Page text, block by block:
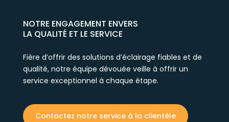
NOTRE ENGAGEMENT ENVERS
LA QUALITÉ ET LE SERVICE
Fière d’offrir des solutions d’éclairage fiables et de
qualité, notre équipe dévouée veille à offrir un
service exceptionnel à chaque étape.
Contactez notre service à la clientèle